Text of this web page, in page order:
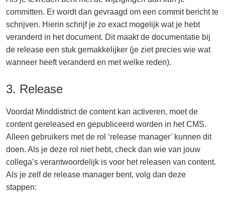
committen. Er wordt dan gevraagd om een commit bericht te
schrijven. Hierin schrijf je zo exact mogelijk wat je hebt
veranderd in het document. Dit maakt de documentatie bij
de release een stuk gemakkelijker (je ziet precies wie wat
wanneer heeft veranderd en met welke reden).
3. Release
Voordat Minddistrict de content kan activeren, moet de
content gereleased en gepubliceerd worden in het CMS.
Alleen gebruikers met de rol ‘release manager’ kunnen dit
doen. Als je deze rol niet hebt, check dan wie van jouw
collega’s verantwoordelijk is voor het releasen van content.
Als je zelf de release manager bent, volg dan deze
stappen: